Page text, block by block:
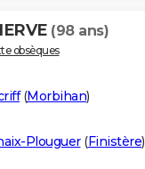
(98 ans)
obsèques
(Morbihan)
Plouguer(Finistère)